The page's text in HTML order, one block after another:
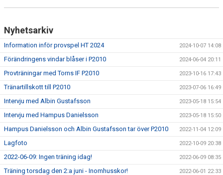
DOKUMENT
KONTAKT
Nyhetsarkiv
Information inför provspel HT 2024 2024-10-07 14:08
Förändringens vindar blåser i P2010 2024-06-04 20:11
Provträningar med Torns IF P2010 2023-10-16 17:43
Tränartillskott till P2010 2023-07-06 16:49
Intervju med Albin Gustafsson 2023-05-18 15:54
Intervju med Hampus Danielsson 2023-05-18 15:50
Hampus Danielsson och Albin Gustafsson tar över P2010 2022-11-04 12:09
Lagfoto 2022-10-09 20:38
2022-06-09: Ingen träning idag! 2022-06-09 08:35
Träning torsdag den 2:a juni - Inomhusskor! 2022-06-01 22:33